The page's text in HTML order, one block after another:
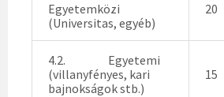
Egyetemközi
(Universitas, egyéb)
20
4.2. Egyetemi
(villanyfényes, kari
bajnokságok stb.)
15